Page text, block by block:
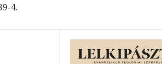
4.